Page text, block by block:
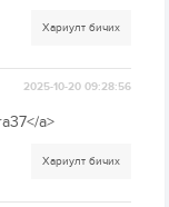
Хариулт бичих
2025-10-20 09:28:56
a>
Хариулт бичих